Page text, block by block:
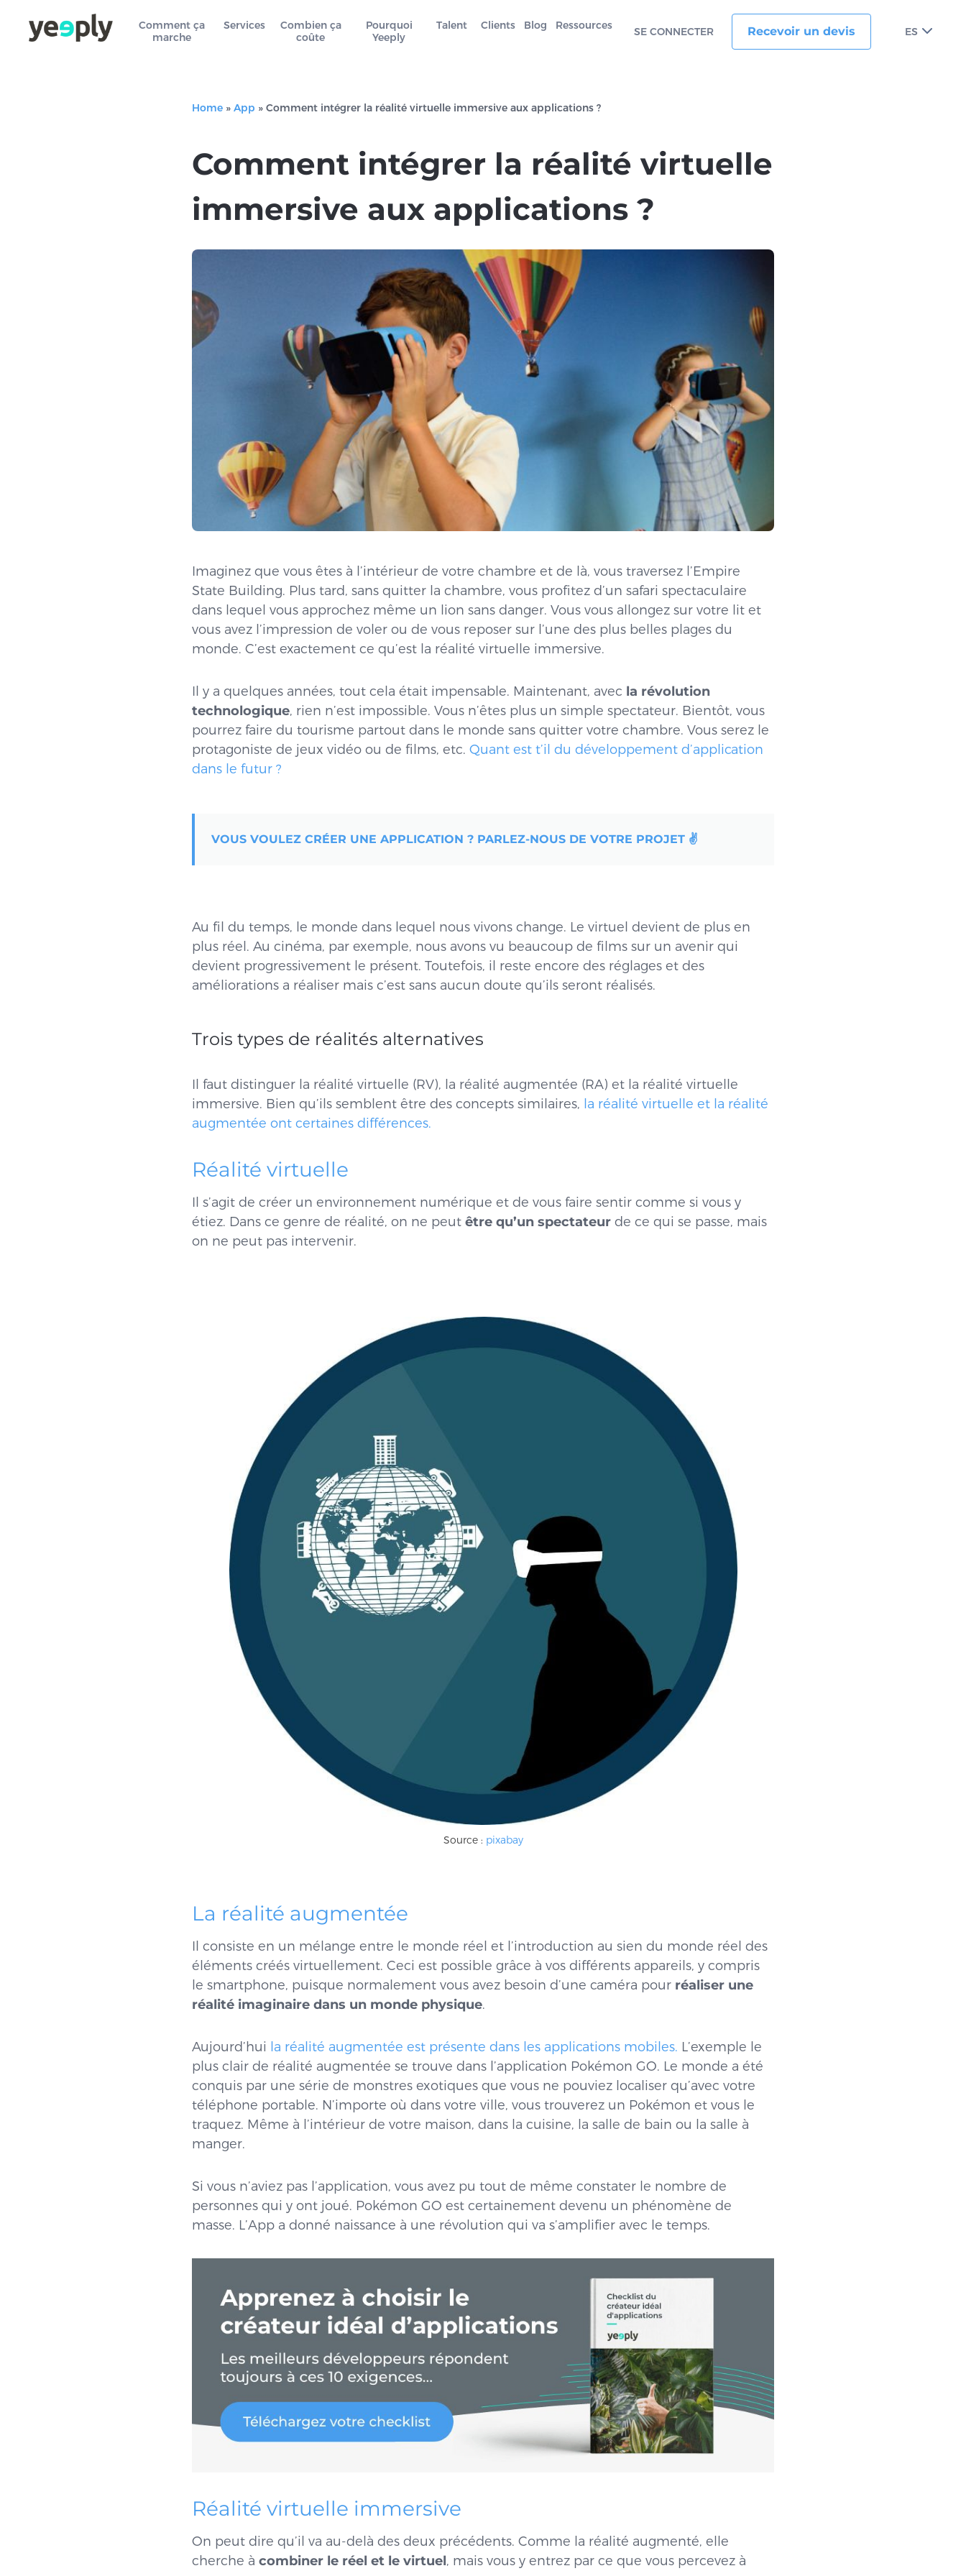
Comment ça
marche
Services
Combien ça
coûte
Pourquoi
Yeeply
Talent Clients Blog Ressources SE CONNECTER Recevoir un devis ES
Home » App » Comment intégrer la réalité virtuelle immersive aux applications ?
Comment intégrer la réalité virtuelle
immersive aux applications ?
Imaginez que vous êtes à l’intérieur de votre chambre et de là, vous traversez l’Empire
State Building. Plus tard, sans quitter la chambre, vous profitez d’un safari spectaculaire
dans lequel vous approchez même un lion sans danger. Vous vous allongez sur votre lit et
vous avez l’impression de voler ou de vous reposer sur l’une des plus belles plages du
monde. C’est exactement ce qu’est la réalité virtuelle immersive.
Il y a quelques années, tout cela était impensable. Maintenant, avec la révolution
technologique, rien n’est impossible. Vous n’êtes plus un simple spectateur. Bientôt, vous
pourrez faire du tourisme partout dans le monde sans quitter votre chambre. Vous serez le
protagoniste de jeux vidéo ou de films, etc. Quant est t’il du développement d’application
dans le futur ?
VOUS VOULEZ CRÉER UNE APPLICATION ? PARLEZ-NOUS DE VOTRE PROJET ✌️
Au fil du temps, le monde dans lequel nous vivons change. Le virtuel devient de plus en
plus réel. Au cinéma, par exemple, nous avons vu beaucoup de films sur un avenir qui
devient progressivement le présent. Toutefois, il reste encore des réglages et des
améliorations a réaliser mais c’est sans aucun doute qu’ils seront réalisés.
Trois types de réalités alternatives
Il faut distinguer la réalité virtuelle (RV), la réalité augmentée (RA) et la réalité virtuelle
immersive. Bien qu’ils semblent être des concepts similaires, la réalité virtuelle et la réalité
augmentée ont certaines différences.
Réalité virtuelle
Il s’agit de créer un environnement numérique et de vous faire sentir comme si vous y
étiez. Dans ce genre de réalité, on ne peut être qu’un spectateur de ce qui se passe, mais
on ne peut pas intervenir.
Source : pixabay
La réalité augmentée
Il consiste en un mélange entre le monde réel et l’introduction au sien du monde réel des
éléments créés virtuellement. Ceci est possible grâce à vos différents appareils, y compris
le smartphone, puisque normalement vous avez besoin d’une caméra pour réaliser une
réalité imaginaire dans un monde physique.
Aujourd’hui la réalité augmentée est présente dans les applications mobiles. L’exemple le
plus clair de réalité augmentée se trouve dans l’application Pokémon GO. Le monde a été
conquis par une série de monstres exotiques que vous ne pouviez localiser qu’avec votre
téléphone portable. N’importe où dans votre ville, vous trouverez un Pokémon et vous le
traquez. Même à l’intérieur de votre maison, dans la cuisine, la salle de bain ou la salle à
manger.
Si vous n’aviez pas l’application, vous avez pu tout de même constater le nombre de
personnes qui y ont joué. Pokémon GO est certainement devenu un phénomène de
masse. L’App a donné naissance à une révolution qui va s’amplifier avec le temps.
Réalité virtuelle immersive
On peut dire qu’il va au-delà des deux précédents. Comme la réalité augmenté, elle
cherche à combiner le réel et le virtuel, mais vous y entrez par ce que vous percevez à